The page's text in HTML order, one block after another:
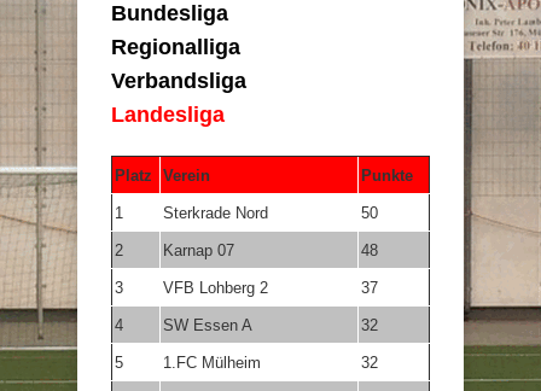
Bundesliga
Regionalliga
Verbandsliga
Landesliga
Platz Verein Punkte
1 Sterkrade Nord 50
2 Karnap 07 48
3 VFB Lohberg 2 37
4 SW Essen A 32
5 1.FC Mülheim 32